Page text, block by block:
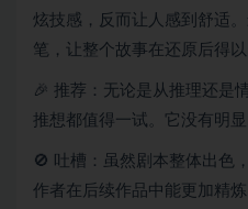
炫技感，反而让人感到舒适
笔，让整个故事在还原后得以
🎉 推荐：无论是从推理还是
推想都值得一试。它没有明
🚫 吐槽：虽然剧本整体出色
作者在后续作品中能更加精炼